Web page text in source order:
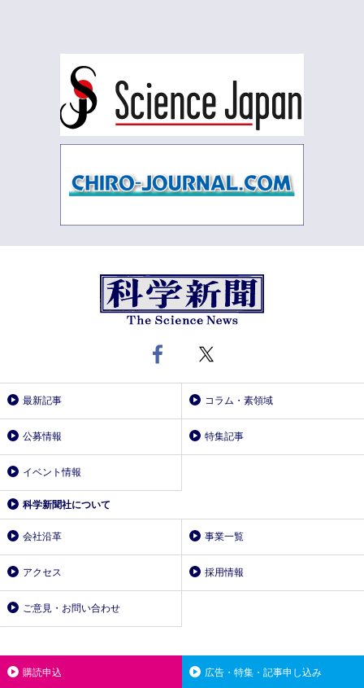
最新記事 コラム・素領域
公募情報 特集記事
イベント情報
科学新聞社について
会社沿革 事業一覧
アクセス 採用情報
ご意見・お問い合わせ
購読申込 広告・特集・記事申し込み